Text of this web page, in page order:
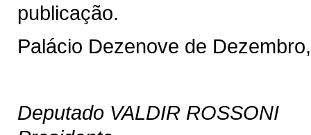
publicação.
Palácio Dezenove de
Deputado VALDIR ROSSONI